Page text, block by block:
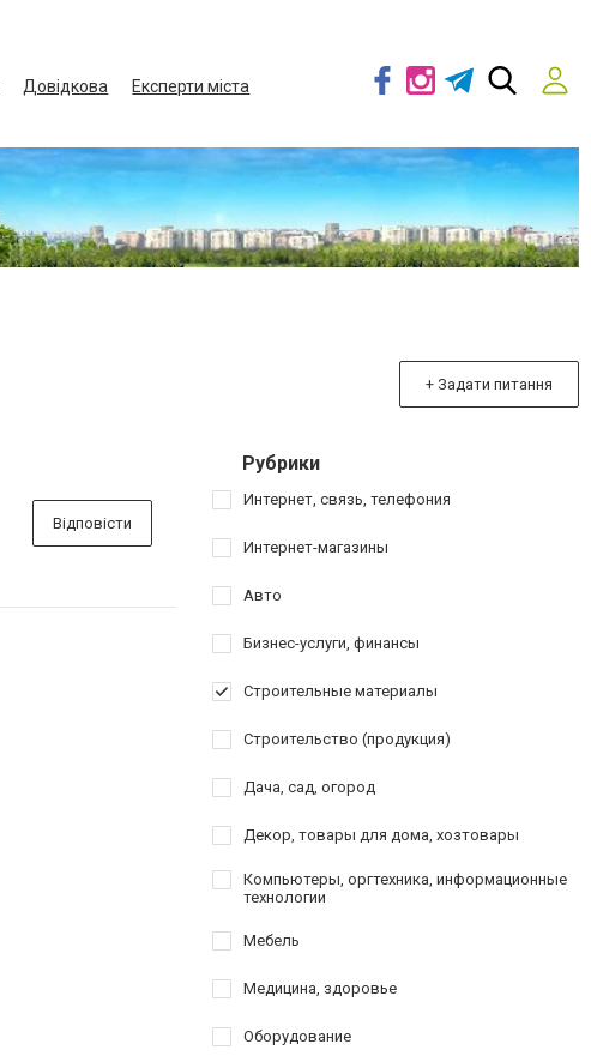
Довідкова
Експерти міста
+ Задати питання
Відповісти
Рубрики
Интернет, связь, телефония
Интернет-магазины
Авто
Бизнес-услуги, финансы
Строительные материалы
Строительство (продукция)
Дача, сад, огород
Декор, товары для дома, хозтовары
Компьютеры, оргтехника, информационные
технологии
Мебель
Медицина, здоровье
Оборудование